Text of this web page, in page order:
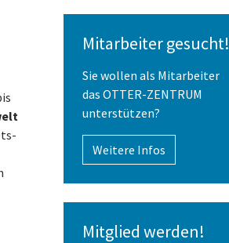
Mitarbeiter gesucht!
Sie wollen als Mitarbeiter
das OTTER-ZENTRUM
unterstützen?
Weitere Infos
Mitglied werden!